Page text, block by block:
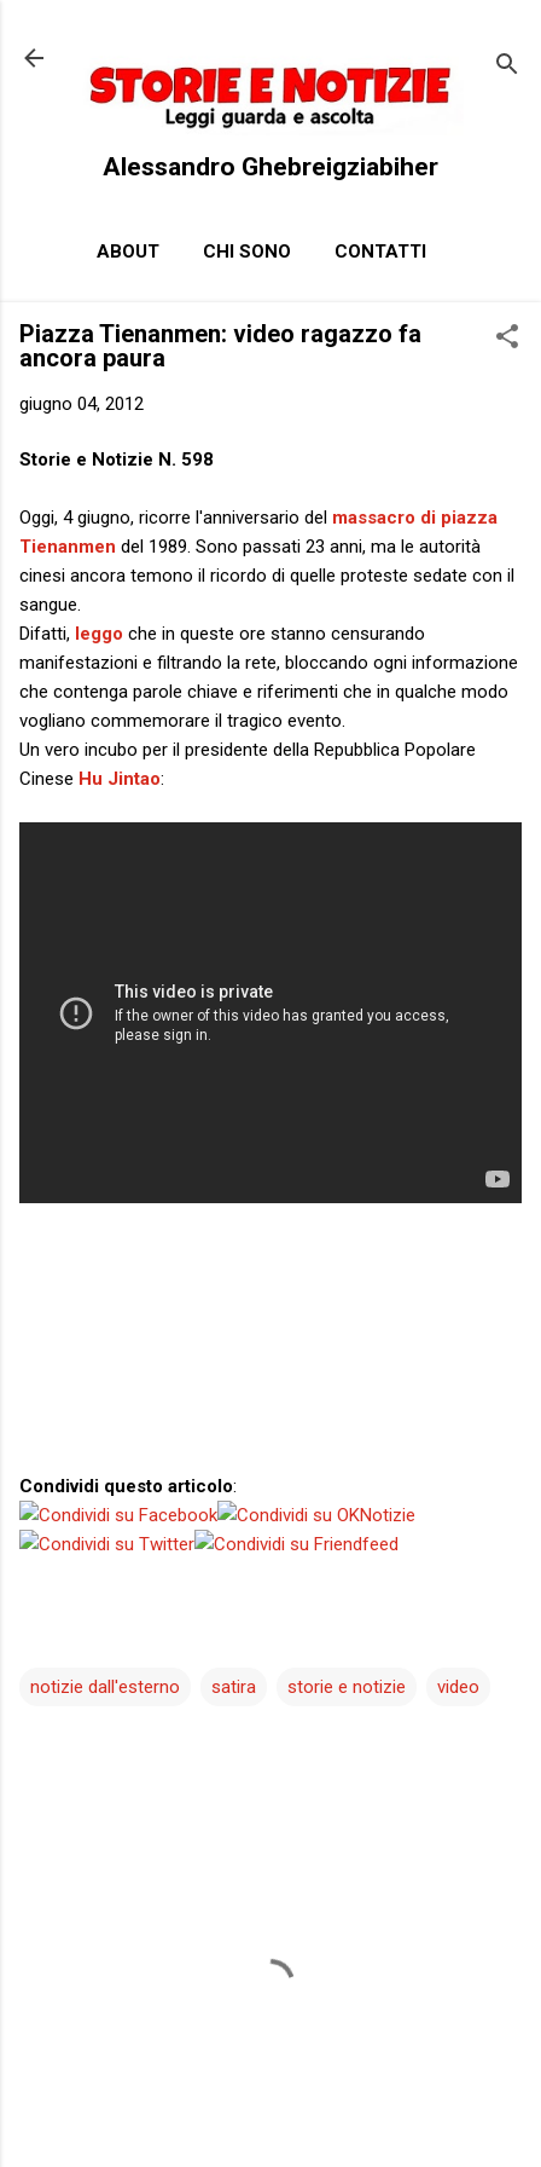
Alessandro Ghebreigziabiher
ABOUT CHI SONO CONTATTI
Piazza Tienanmen: video ragazzo fa
ancora paura
giugno 04, 2012
Storie e Notizie N. 598
Oggi, 4 giugno, ricorre l'anniversario del massacro di piazza
Tienanmen del 1989. Sono passati 23 anni, ma le autorità
cinesi ancora temono il ricordo di quelle proteste sedate con il
sangue.
Difatti, leggo che in queste ore stanno censurando
manifestazioni e filtrando la rete, bloccando ogni informazione
che contenga parole chiave e riferimenti che in qualche modo
vogliano commemorare il tragico evento.
Un vero incubo per il presidente della Repubblica Popolare
Cinese Hu Jintao:
Condividi questo articolo:
notizie dall'esterno satira storie e notizie video